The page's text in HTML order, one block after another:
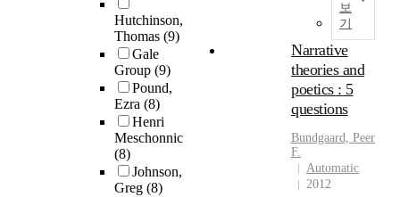
Hutchinson,
Thomas (9)
Gale
Group (9)
Pound,
Ezra (8)
Henri
Meschonnic
(8)
Johnson,
Greg (8)
보
기
Narrative
theories and
poetics : 5
questions
Bundgaard, Peer
F.
Automatic
2012